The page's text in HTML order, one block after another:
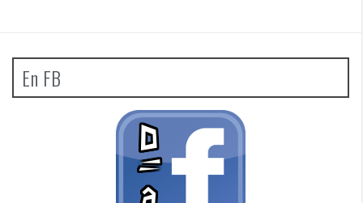
En FB